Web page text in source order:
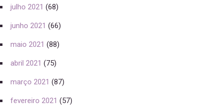
julho 2021 (68)
junho 2021 (66)
maio 2021 (88)
abril 2021 (75)
março 2021 (87)
fevereiro 2021 (57)